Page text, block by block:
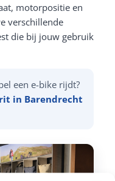
motorpositie en
verschillende
die bij jouw gebruik
een e-bike rijdt?
in Barendrecht